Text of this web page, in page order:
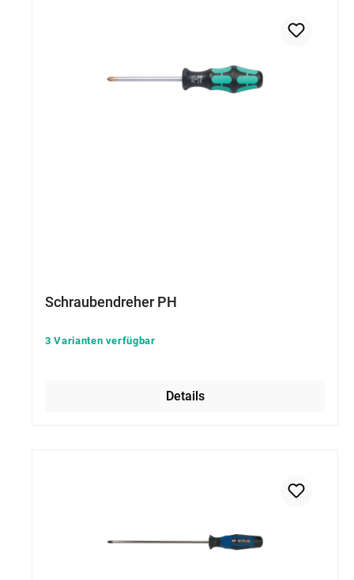
Schraubendreher PH
3 Varianten verfügbar
Details